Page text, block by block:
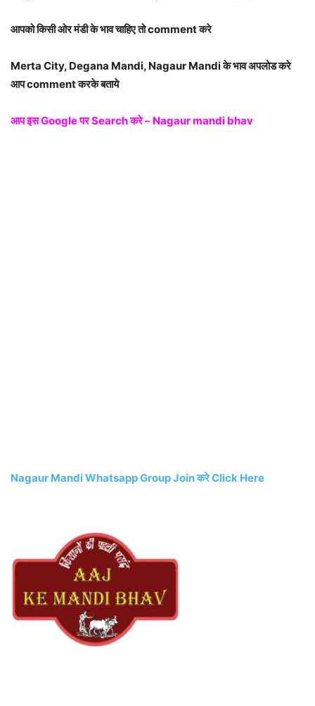
आपको किसी ओर मंडी के भाव चाहिए तो comment करे
Merta City, Degana Mandi, Nagaur Mandi के भाव अपलोड करे
आप comment करके बताये
आप इस Google पर Search करे – Nagaur mandi bhav
Nagaur Mandi Whatsapp Group Join करे Click Here